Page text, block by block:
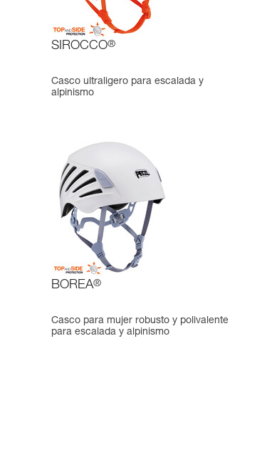
SIROCCO®
Casco ultraligero para escalada y
alpinismo
BOREA®
Casco para mujer robusto y polivalente
para escalada y alpinismo